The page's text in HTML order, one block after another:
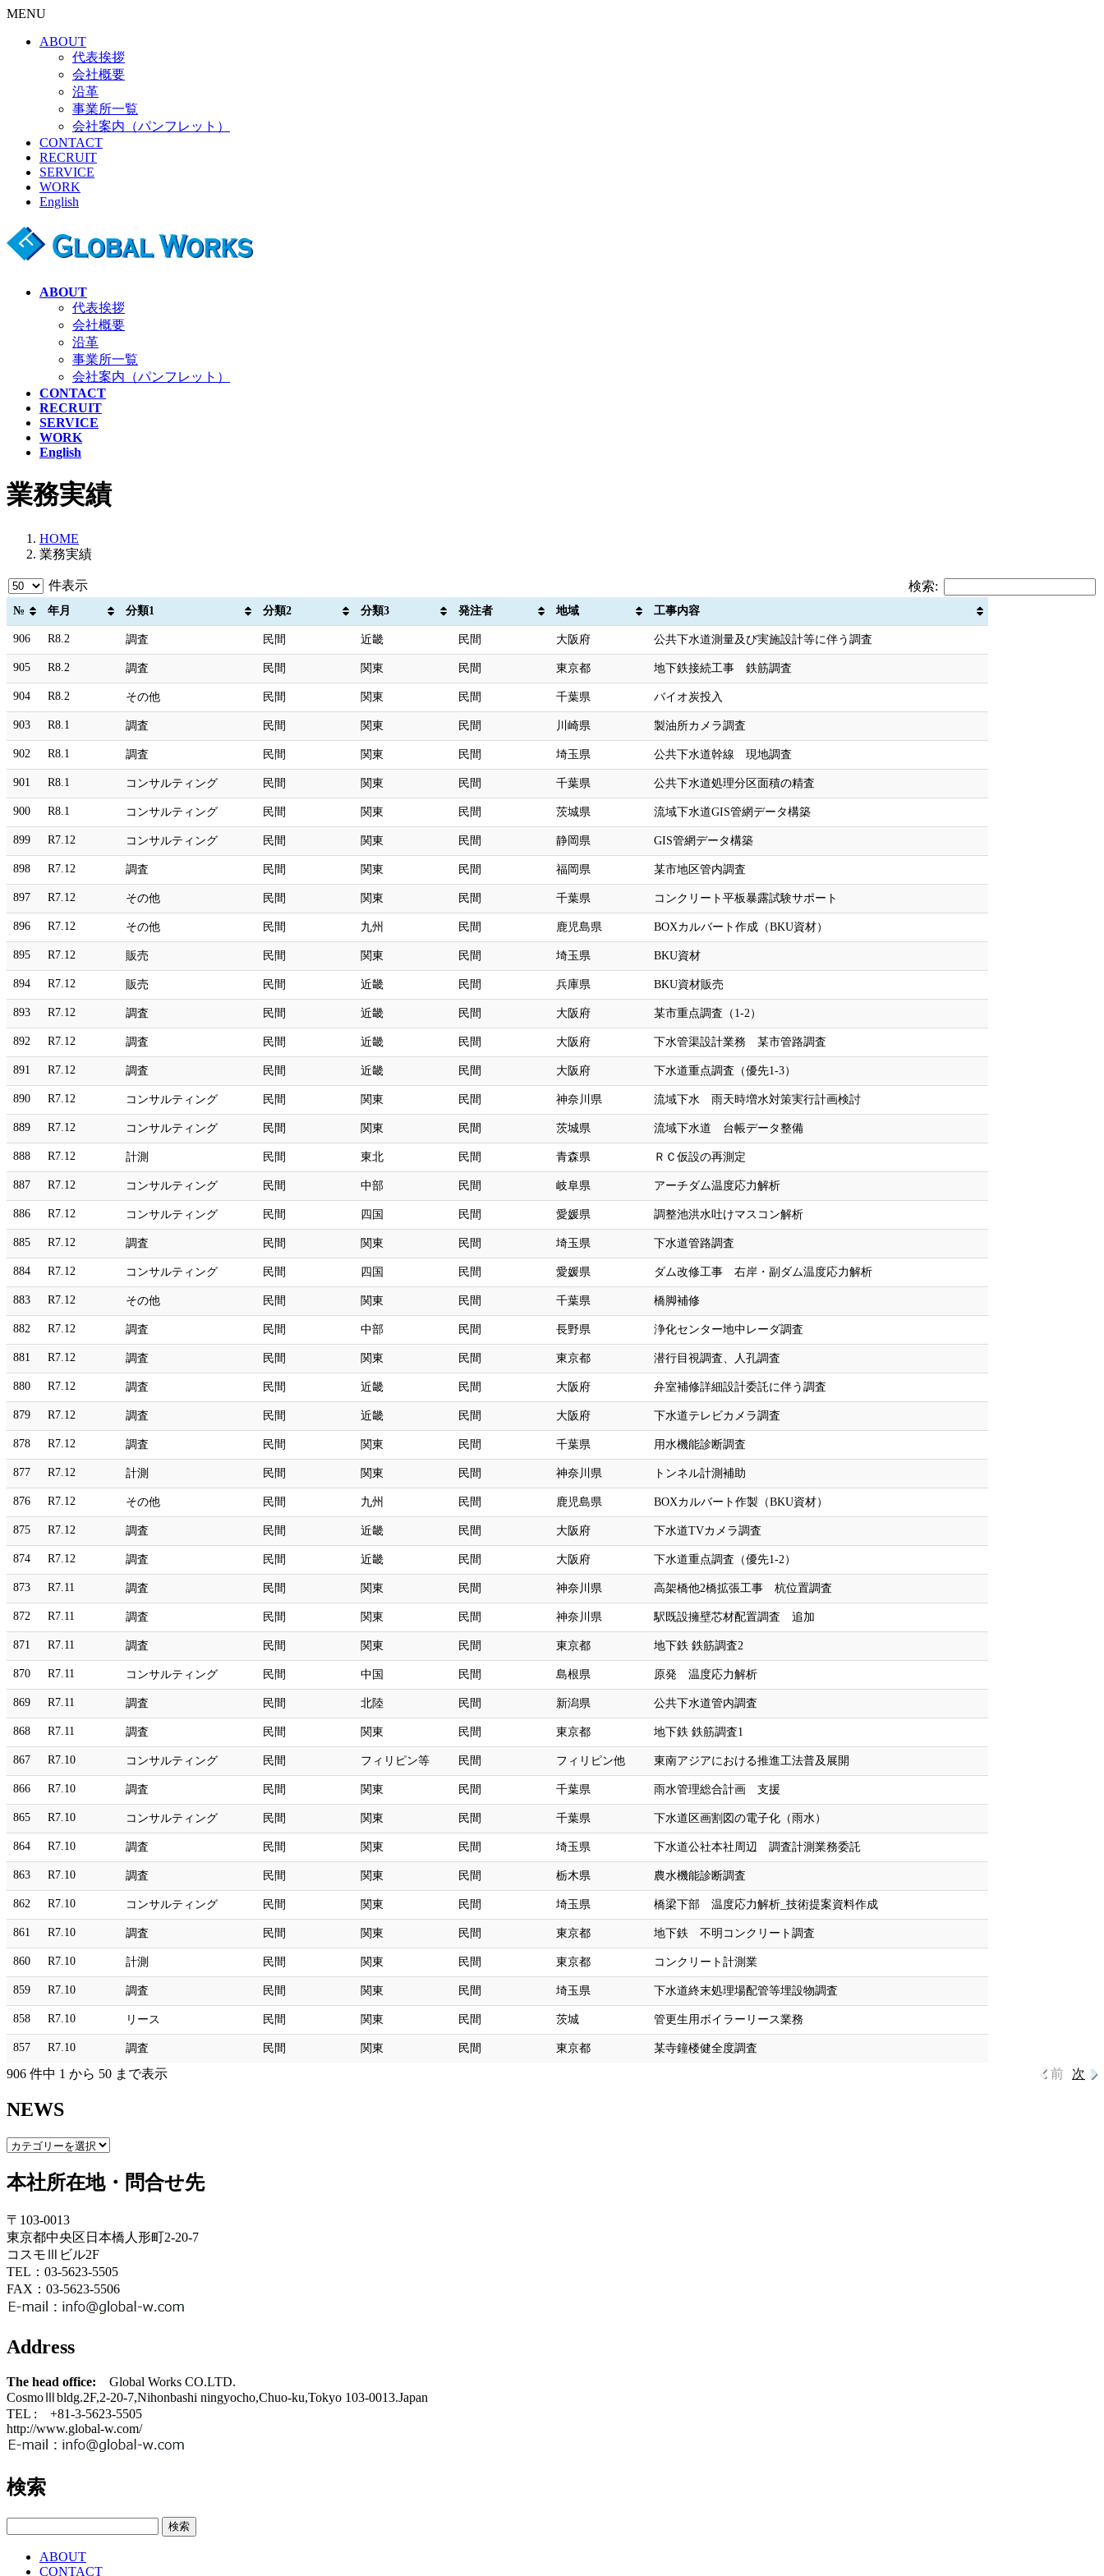
MENU
ABOUT
代表挨拶
会社概要
沿革
事業所一覧
会社案内（パンフレット）
CONTACT
RECRUIT
SERVICE
WORK
English
ABOUT
代表挨拶
会社概要
沿革
事業所一覧
会社案内（パンフレット）
CONTACT
RECRUIT
SERVICE
WORK
English
業務実績
HOME
業務実績
件表示 検索:
№ 年月 分類1 分類2 分類3 発注者 地域 工事内容
906 R8.2 調査 民間 近畿 民間 大阪府 公共下水道測量及び実施設計等に伴う調査
905 R8.2 調査 民間 関東 民間 東京都 地下鉄接続工事 鉄筋調査
904 R8.2 その他 民間 関東 民間 千葉県 バイオ炭投入
903 R8.1 調査 民間 関東 民間 川崎県 製油所カメラ調査
902 R8.1 調査 民間 関東 民間 埼玉県 公共下水道幹線 現地調査
901 R8.1 コンサルティング 民間 関東 民間 千葉県 公共下水道処理分区面積の精査
900 R8.1 コンサルティング 民間 関東 民間 茨城県 流域下水道GIS管網データ構築
899 R7.12 コンサルティング 民間 関東 民間 静岡県 GIS管網データ構築
898 R7.12 調査 民間 関東 民間 福岡県 某市地区管内調査
897 R7.12 その他 民間 関東 民間 千葉県 コンクリート平板暴露試験サポート
896 R7.12 その他 民間 九州 民間 鹿児島県 BOXカルバート作成（BKU資材）
895 R7.12 販売 民間 関東 民間 埼玉県 BKU資材
894 R7.12 販売 民間 近畿 民間 兵庫県 BKU資材販売
893 R7.12 調査 民間 近畿 民間 大阪府 某市重点調査（1-2）
892 R7.12 調査 民間 近畿 民間 大阪府 下水管渠設計業務 某市管路調査
891 R7.12 調査 民間 近畿 民間 大阪府 下水道重点調査（優先1-3）
890 R7.12 コンサルティング 民間 関東 民間 神奈川県 流域下水 雨天時増水対策実行計画検討
889 R7.12 コンサルティング 民間 関東 民間 茨城県 流域下水道 台帳データ整備
888 R7.12 計測 民間 東北 民間 青森県 ＲＣ仮設の再測定
887 R7.12 コンサルティング 民間 中部 民間 岐阜県 アーチダム温度応力解析
886 R7.12 コンサルティング 民間 四国 民間 愛媛県 調整池洪水吐けマスコン解析
885 R7.12 調査 民間 関東 民間 埼玉県 下水道管路調査
884 R7.12 コンサルティング 民間 四国 民間 愛媛県 ダム改修工事 右岸・副ダム温度応力解析
883 R7.12 その他 民間 関東 民間 千葉県 橋脚補修
882 R7.12 調査 民間 中部 民間 長野県 浄化センター地中レーダ調査
881 R7.12 調査 民間 関東 民間 東京都 潜行目視調査、人孔調査
880 R7.12 調査 民間 近畿 民間 大阪府 弁室補修詳細設計委託に伴う調査
879 R7.12 調査 民間 近畿 民間 大阪府 下水道テレビカメラ調査
878 R7.12 調査 民間 関東 民間 千葉県 用水機能診断調査
877 R7.12 計測 民間 関東 民間 神奈川県 トンネル計測補助
876 R7.12 その他 民間 九州 民間 鹿児島県 BOXカルバート作製（BKU資材）
875 R7.12 調査 民間 近畿 民間 大阪府 下水道TVカメラ調査
874 R7.12 調査 民間 近畿 民間 大阪府 下水道重点調査（優先1-2）
873 R7.11 調査 民間 関東 民間 神奈川県 高架橋他2橋拡張工事 杭位置調査
872 R7.11 調査 民間 関東 民間 神奈川県 駅既設擁壁芯材配置調査 追加
871 R7.11 調査 民間 関東 民間 東京都 地下鉄 鉄筋調査2
870 R7.11 コンサルティング 民間 中国 民間 島根県 原発 温度応力解析
869 R7.11 調査 民間 北陸 民間 新潟県 公共下水道管内調査
868 R7.11 調査 民間 関東 民間 東京都 地下鉄 鉄筋調査1
867 R7.10 コンサルティング 民間 フィリピン等 民間 フィリピン他 東南アジアにおける推進工法普及展開
866 R7.10 調査 民間 関東 民間 千葉県 雨水管理総合計画 支援
865 R7.10 コンサルティング 民間 関東 民間 千葉県 下水道区画割図の電子化（雨水）
864 R7.10 調査 民間 関東 民間 埼玉県 下水道公社本社周辺 調査計測業務委託
863 R7.10 調査 民間 関東 民間 栃木県 農水機能診断調査
862 R7.10 コンサルティング 民間 関東 民間 埼玉県 橋梁下部 温度応力解析_技術提案資料作成
861 R7.10 調査 民間 関東 民間 東京都 地下鉄 不明コンクリート調査
860 R7.10 計測 民間 関東 民間 東京都 コンクリート計測業
859 R7.10 調査 民間 関東 民間 埼玉県 下水道終末処理場配管等埋設物調査
858 R7.10 リース 民間 関東 民間 茨城 管更生用ボイラーリース業務
857 R7.10 調査 民間 関東 民間 東京都 某寺鐘楼健全度調査
906 件中 1 から 50 まで表示 前 次
NEWS
NEWS
本社所在地・問合せ先
〒103-0013
東京都中央区日本橋人形町2-20-7
コスモⅢビル2F
TEL：03-5623-5505
FAX：03-5623-5506
Address
The head office: Global Works CO.LTD.
CosmoⅢbldg.2F,2-20-7,Nihonbashi ningyocho,Chuo-ku,Tokyo 103-0013.Japan
TEL : +81-3-5623-5505
http://www.global-w.com/
検索
ABOUT
CONTACT